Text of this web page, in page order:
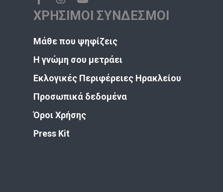
ΧΡΗΣΙΜΟΙ ΣΥΝΔΕΣΜΟΙ
Μάθε που ψηφίζεις
Η γνώμη σου μετράει
Εκλογικές Περιφέρειες Ηρακλείου
Προσωπικά δεδομένα
Όροι Χρήσης
Press Kit